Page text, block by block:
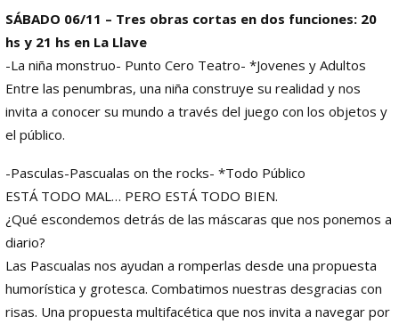
SÁBADO 06/11 – Tres obras cortas en dos funciones: 20
hs y 21 hs en La Llave
-La niña monstruo- Punto Cero Teatro- *Jovenes y Adultos
Entre las penumbras, una niña construye su realidad y nos
invita a conocer su mundo a través del juego con los objetos y
el público.
-Pasculas-Pascualas on the rocks- *Todo Público
ESTÁ TODO MAL… PERO ESTÁ TODO BIEN.
¿Qué escondemos detrás de las máscaras que nos ponemos a
diario?
Las Pascualas nos ayudan a romperlas desde una propuesta
humorística y grotesca. Combatimos nuestras desgracias con
risas. Una propuesta multifacética que nos invita a navegar por